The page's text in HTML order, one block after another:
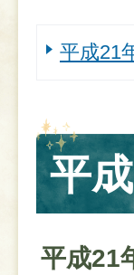
平成21
平
平成21